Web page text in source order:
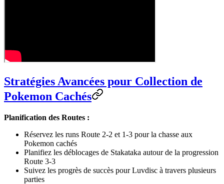
Stratégies Avancées pour Collection de
Pokemon Cachés
Planification des Routes :
Réservez les runs Route 2-2 et 1-3 pour la chasse aux
Pokemon cachés
Planifiez les déblocages de Stakataka autour de la progression
Route 3-3
Suivez les progrès de succès pour Luvdisc à travers plusieurs
parties